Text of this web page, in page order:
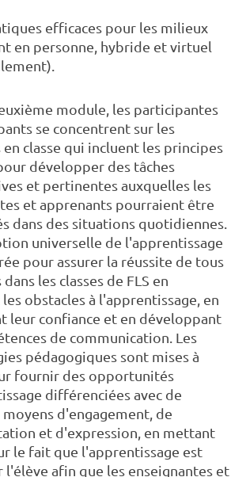
efficaces pour les milieux
en personne, hybride et virtuel
module, les participantes
se concentrent sur les
classe qui incluent les principes
développer des tâches
et pertinentes auxquelles les
et apprenants pourraient être
dans des situations quotidiennes.
universelle de l'apprentissage
pour assurer la réussite de tous
les classes de FLS en
obstacles à l'apprentissage, en
leur confiance et en développant
de communication. Les
pédagogiques sont mises à
fournir des opportunités
différenciées avec de
d'engagement, de
et d'expression, en mettant
le fait que l'apprentissage est
l'élève afin que les enseignantes et